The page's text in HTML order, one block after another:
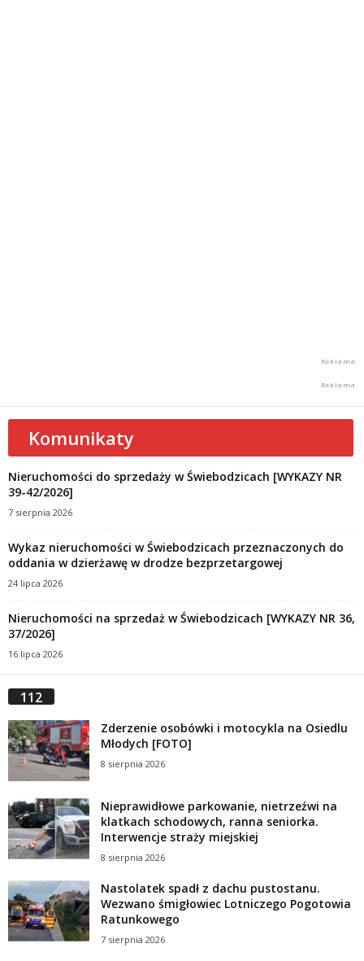
Komunikaty
Nieruchomości do sprzedaży w Świebodzicach [WYKAZY NR
39-42/2026]
7 sierpnia 2026
Wykaz nieruchomości w Świebodzicach przeznaczonych do
oddania w dzierżawę w drodze bezprzetargowej
24 lipca 2026
Nieruchomości na sprzedaż w Świebodzicach [WYKAZY NR 36,
37/2026]
16 lipca 2026
112
Zderzenie osobówki i motocykla na Osiedlu
Młodych [FOTO]
8 sierpnia 2026
Nieprawidłowe parkowanie, nietrzeźwi na
klatkach schodowych, ranna seniorka.
Interwencje straży miejskiej
8 sierpnia 2026
Nastolatek spadł z dachu pustostanu.
Wezwano śmigłowiec Lotniczego Pogotowia
Ratunkowego
7 sierpnia 2026